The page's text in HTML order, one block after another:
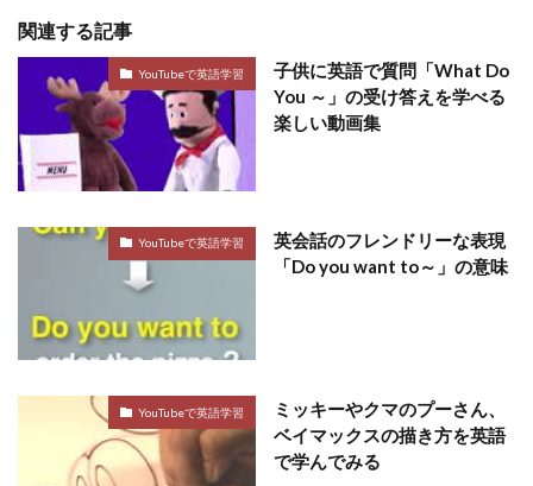
関連する記事
YouTubeで英語学習
子供に英語で質問「What Do
You ～」の受け答えを学べる
楽しい動画集
YouTubeで英語学習
英会話のフレンドリーな表現
「Do you want to～」の意味
YouTubeで英語学習
ミッキーやクマのプーさん、
ベイマックスの描き方を英語
で学んでみる